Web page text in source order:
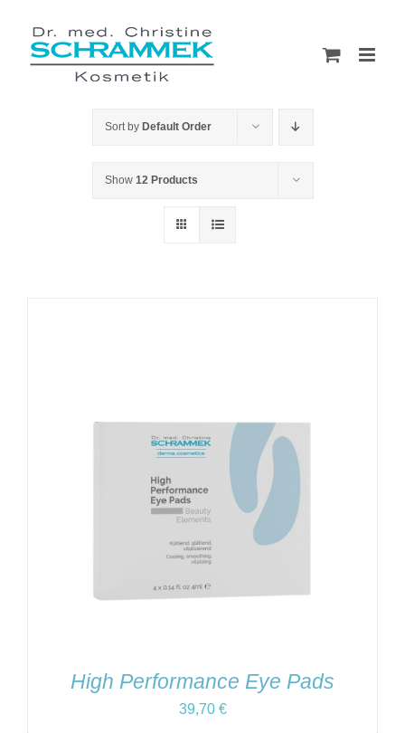
content
Sort by Default Order
Show 12 Products
High Performance Eye Pads
39,70 €